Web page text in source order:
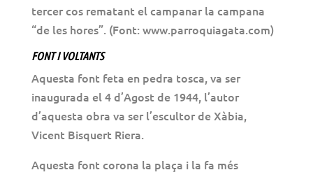
tercer cos rematant el campanar la campana
“de les hores”. (Font: www.parroquiagata.com)
FONT I VOLTANTS
Aquesta font feta en pedra tosca, va ser
inaugurada el 4 d’Agost de 1944, l’autor
d’aquesta obra va ser l’escultor de Xàbia,
Vicent Bisquert Riera.
Aquesta font corona la plaça i la fa més